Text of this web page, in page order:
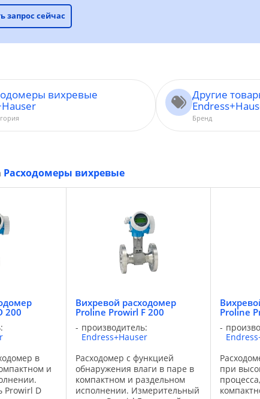
запрос сейчас
вихревые
Другие
Бренд
Расходомеры вихревые
200
в
и
Prowirl D
Вихревой расходомер
Proline Prowirl F 200
производитель:
Endress+Hauser
Расходомер с функцией
обнаружения влаги в паре в
компактном и раздельном
исполнении. Измерительный
Proline
при